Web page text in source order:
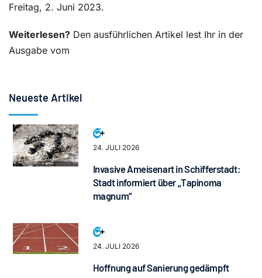
Freitag, 2. Juni 2023.
Weiterlesen? Den ausführlichen Artikel lest Ihr in der
Ausgabe vom
Neueste Artikel
24. JULI 2026
Invasive Ameisenart in Schifferstadt:
Stadt informiert über „Tapinoma
magnum“
24. JULI 2026
Hoffnung auf Sanierung gedämpft